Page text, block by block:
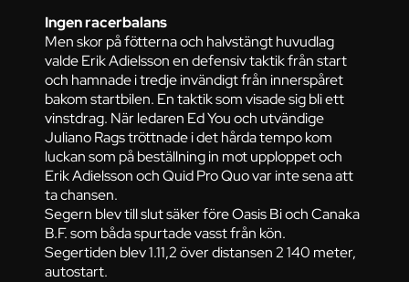
Ingen racerbalans
Men skor på fötterna och halvstängt huvudlag
valde Erik Adielsson en defensiv taktik från start
och hamnade i tredje invändigt från innerspåret
bakom startbilen. En taktik som visade sig bli ett
vinstdrag. När ledaren Ed You och utvändige
Juliano Rags tröttnade i det hårda tempo kom
luckan som på beställning in mot upploppet och
Erik Adielsson och Quid Pro Quo var inte sena att
ta chansen.
Segern blev till slut säker före Oasis Bi och Canaka
B.F. som båda spurtade vasst från kön.
Segertiden blev 1.11,2 över distansen 2 140 meter,
autostart.